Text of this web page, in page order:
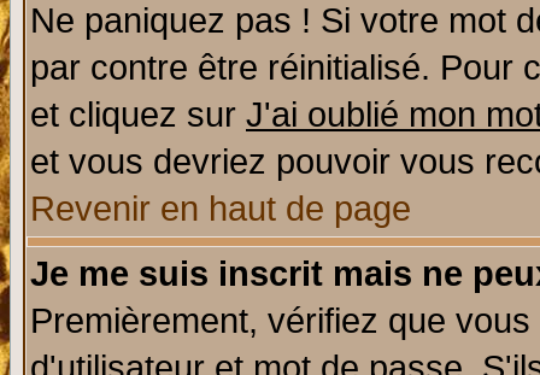
Ne paniquez pas ! Si votre mot
par contre être réinitialisé. Pour
et cliquez sur J'ai oublié mon
et vous devriez pouvoir vous
Revenir en haut de page
Je me suis inscrit mais ne
Premièrement, vérifiez que